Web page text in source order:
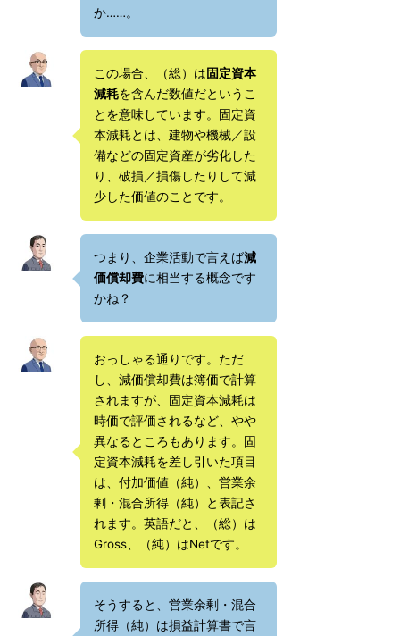
か……。
この場合、（総）は固定資本
減耗を含んだ数値だというこ
とを意味しています。固定資
本減耗とは、建物や機械／設
備などの固定資産が劣化した
り、破損／損傷したりして減
少した価値のことです。
つまり、企業活動で言えば減
価償却費に相当する概念です
かね？
おっしゃる通りです。ただ
し、減価償却費は簿価で計算
されますが、固定資本減耗は
時価で評価されるなど、やや
異なるところもあります。固
定資本減耗を差し引いた項目
は、付加価値（純）、営業余
剰・混合所得（純）と表記さ
れます。英語だと、（総）は
Gross、（純）はNetです。
そうすると、営業余剰・混合
所得（純）は損益計算書で言